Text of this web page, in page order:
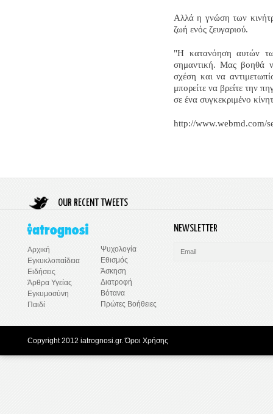
Αλλά η γνώση των
ζωή ενός ζευγαριού.
"Η κατανόηση αυτών
σημαντική. Μας βοηθά
σχέση και να
μπορείτε να βρείτε την
σε ένα συγκεκριμένο
http://www.webmd.com/
OUR RECENT TWEETS
Αρχική
Εγκυκλοπαίδεια
Ειδήσεις
Άρθρα Υγείας
Εγκυμοσύνη
Παιδί
Ψυχολογία
Εθισμός
Άσκηση
Διατροφή
Βότανα
Πρώτες Βοήθειες
NEWSLETTER
Copyright 2012 iatrognosi.gr.Όροι Χρήσης